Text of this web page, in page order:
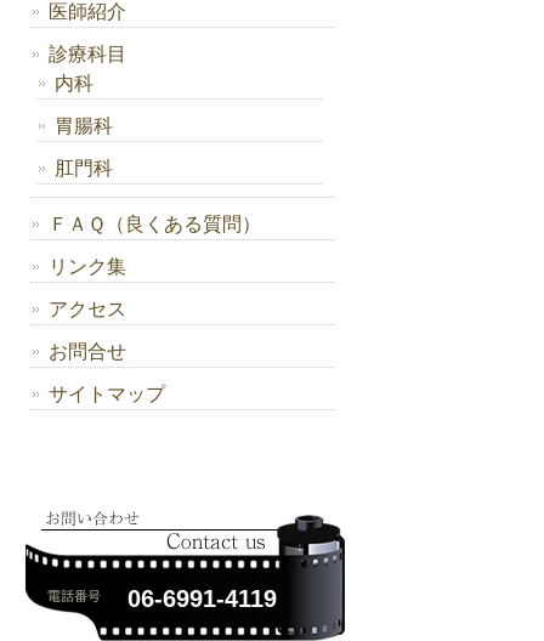
医師紹介
診療科目
内科
胃腸科
肛門科
ＦＡＱ（良くある質問）
リンク集
アクセス
お問合せ
サイトマップ
06-6991-4119